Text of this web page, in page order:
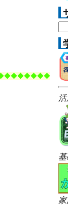
◆◆◆◆◆◆